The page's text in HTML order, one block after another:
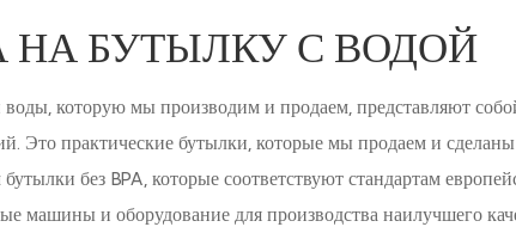
НА БУТЫЛКУ С ВОДОЙ
которую мы производим и продаем, представляют
Это практические бутылки, которые мы продаем и
без BPA, которые соответствуют стандартам
машины и оборудование для производства наилучшего